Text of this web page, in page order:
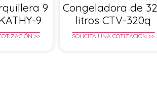
9
9
>>
Congeladora de
litros CTV-320q
SOLICITA UNA COTIZACIÓN >>